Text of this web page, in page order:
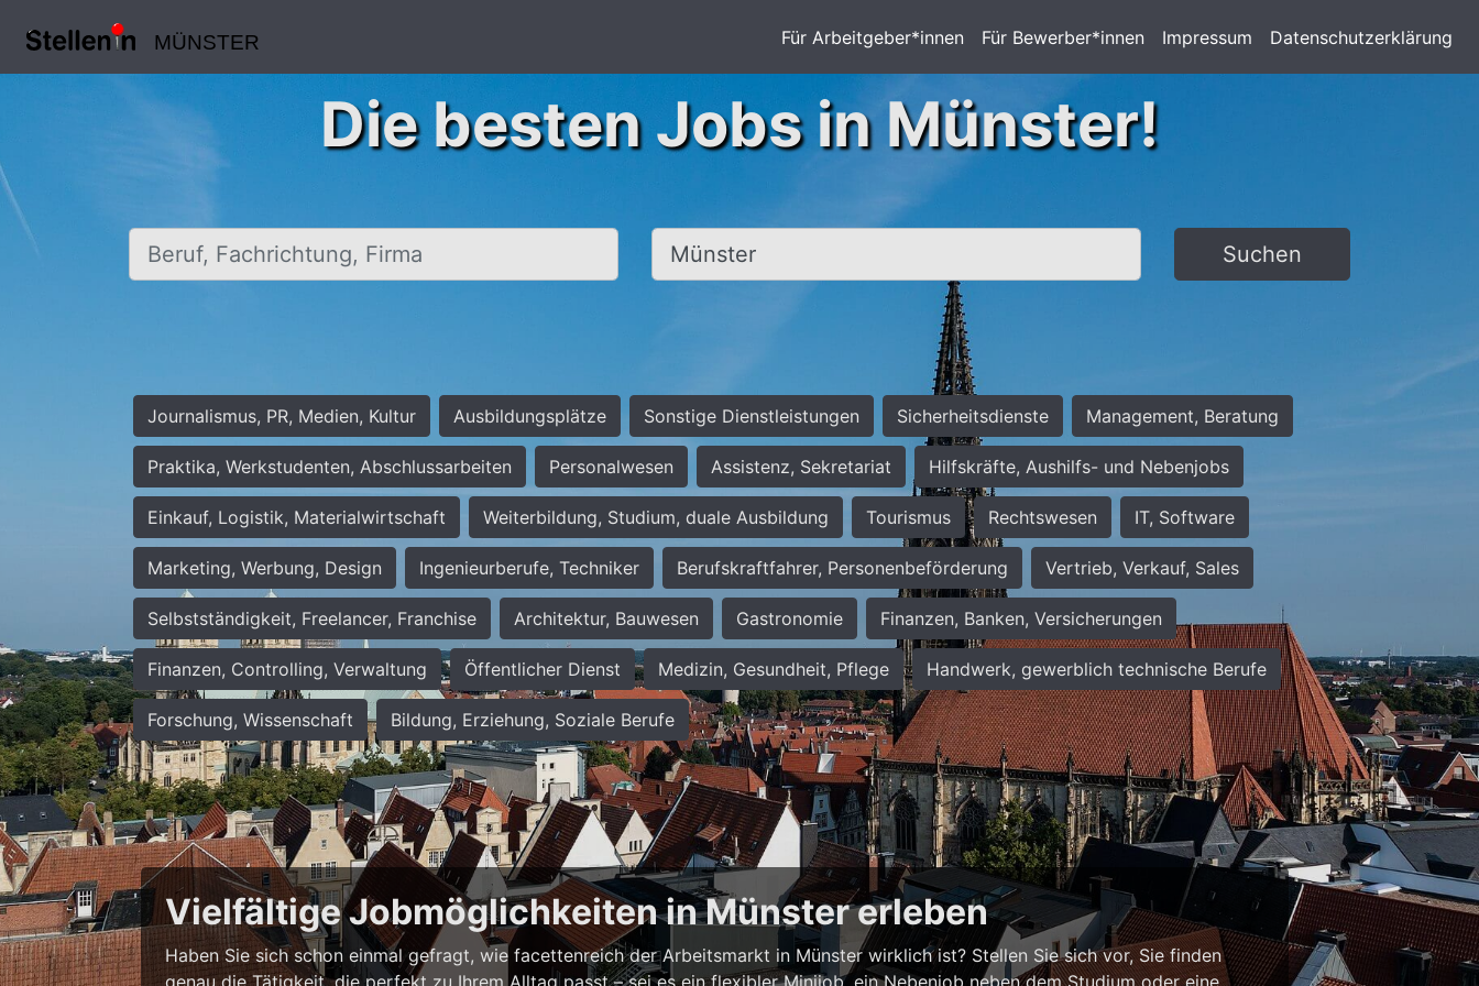
MÜNSTER Für Arbeitgeber*innen Für Bewerber*innen Impressum Datenschutzerklärung
Die besten Jobs in Münster!
Beruf, Fachrichtung, Firma Ort, Stadt Suchen
Journalismus, PR, Medien, Kultur Ausbildungsplätze Sonstige Dienstleistungen Sicherheitsdienste Management, Beratung
Praktika, Werkstudenten, Abschlussarbeiten Personalwesen Assistenz, Sekretariat Hilfskräfte, Aushilfs- und Nebenjobs
Einkauf, Logistik, Materialwirtschaft Weiterbildung, Studium, duale Ausbildung Tourismus Rechtswesen IT, Software
Marketing, Werbung, Design Ingenieurberufe, Techniker Berufskraftfahrer, Personenbeförderung Vertrieb, Verkauf, Sales
Selbstständigkeit, Freelancer, Franchise Architektur, Bauwesen Gastronomie Finanzen, Banken, Versicherungen
Finanzen, Controlling, Verwaltung Öffentlicher Dienst Medizin, Gesundheit, Pflege Handwerk, gewerblich technische Berufe
Forschung, Wissenschaft Bildung, Erziehung, Soziale Berufe
Vielfältige Jobmöglichkeiten in Münster erleben
Haben Sie sich schon einmal gefragt, wie facettenreich der Arbeitsmarkt in Münster wirklich ist? Stellen Sie sich vor, Sie finden